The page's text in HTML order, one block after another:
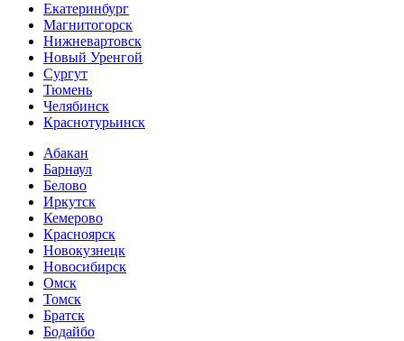
Екатеринбург
Магнитогорск
Нижневартовск
Новый Уренгой
Сургут
Тюмень
Челябинск
Краснотурьинск
Абакан
Барнаул
Белово
Иркутск
Кемерово
Красноярск
Новокузнецк
Новосибирск
Омск
Томск
Братск
Бодайбо